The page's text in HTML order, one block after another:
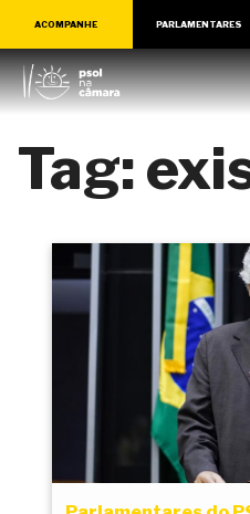
ACOMPANHE PARLAMENTARES
Tag: